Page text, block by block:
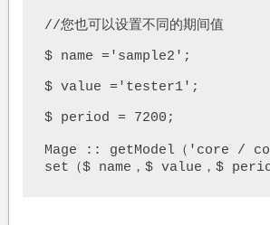
//您也可以设置不同的期间值
$ name ='sample2';
$ value ='tester1';
$ period = 7200;
Mage :: getModel（'core /
set（$ name，$ value，$